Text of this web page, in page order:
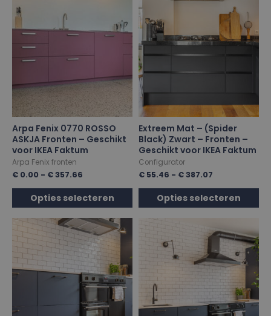
Arpa Fenix 0770 ROSSO
ASKJA Fronten – Geschikt
voor IKEA Faktum
Arpa Fenix fronten
€ 0.00 - €357.66
Opties selecteren
Extreem Mat – (Spider
Black) Zwart – Fronten –
Geschikt voor IKEA Faktum
Configurator
€ 55.46 - €387.07
Opties selecteren